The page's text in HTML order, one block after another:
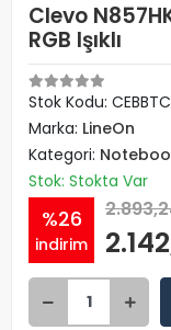
Clevo
RGB Işıklı
Stok Kodu:
Marka: LineOn
Kategori:
Stok: Stokta Var
%26
indirim